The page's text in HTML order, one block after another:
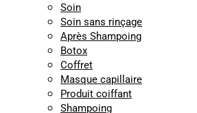
Soin
Soin sans rinçage
Après Shampoing
Botox
Coffret
Masque capillaire
Produit coiffant
Shampoing